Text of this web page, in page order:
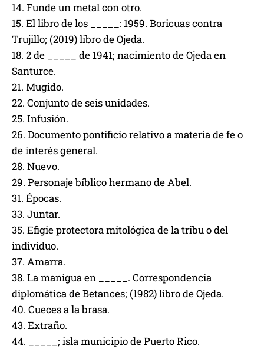
14. Funde un metal con otro.
15. El libro de los _____: 1959. Boricuas contra
Trujillo; (2019) libro de Ojeda.
18. 2 de _____ de 1941; nacimiento de Ojeda en
Santurce.
21. Mugido.
22. Conjunto de seis unidades.
25. Infusión.
26. Documento pontificio relativo a materia de fe o
de interés general.
28. Nuevo.
29. Personaje bíblico hermano de Abel.
31. Épocas.
33. Juntar.
35. Efigie protectora mitológica de la tribu o del
individuo.
37. Amarra.
38. La manigua en _____. Correspondencia
diplomática de Betances; (1982) libro de Ojeda.
40. Cueces a la brasa.
43. Extraño.
44. _____; isla municipio de Puerto Rico.